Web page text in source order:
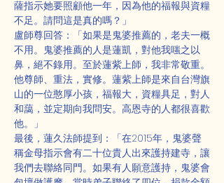
薩指示她要照顧他一年，因為他的福報與資糧
不足。請問這是真的嗎？」
盧師尊回答：「如果是鬼婆推薦的，老夫一概
不用。鬼婆推薦的人是蓮凱，對他我嗤之以
鼻，絕不錄用。至於蓮紫上師，我非常敬重。
他尊師、重法，實修。蓮紫上師是來自台灣旗
山的一位憨厚小孩，福報大，資糧具足，對人
和藹，並定期向我問安。高恩寺的人都很喜歡
他。」
最後，蓮久法師提到：「在2015年，鬼婆聲
稱金母指示會有二十位貴人出來護持建寺，讓
我們去聯絡同門。如果有人願意護持，鬼婆會